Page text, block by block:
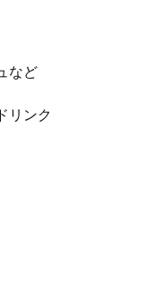
など
リンク